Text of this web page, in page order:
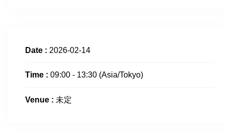
Date : 2026-02-14
Time : 09:00 - 13:30 (Asia/Tokyo)
Venue : 未定